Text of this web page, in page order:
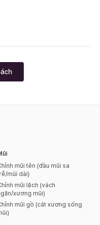
mũi tên (đầu mũi sa
mũi dài)
mũi lệch (vách
xương mũi)
mũi gồ (cắt xương sống